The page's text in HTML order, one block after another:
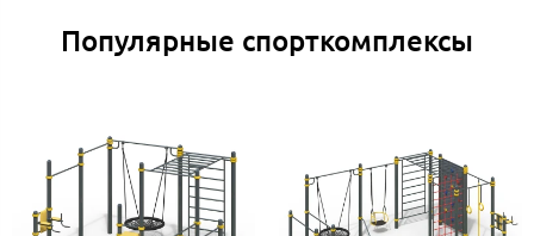
Популярные спорткомплексы